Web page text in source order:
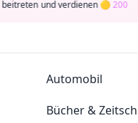
und verdienen 200
Automobil
Bücher &
2026
-Angebote imAug.